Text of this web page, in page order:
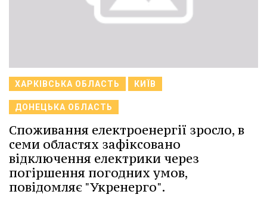
ХАРКІВСЬКА ОБЛАСТЬ КИЇВ
ДОНЕЦЬКА ОБЛАСТЬ
Споживання електроенергії зросло, в
семи областях зафіксовано
відключення електрики через
погіршення погодних умов,
повідомляє "Укренерго".